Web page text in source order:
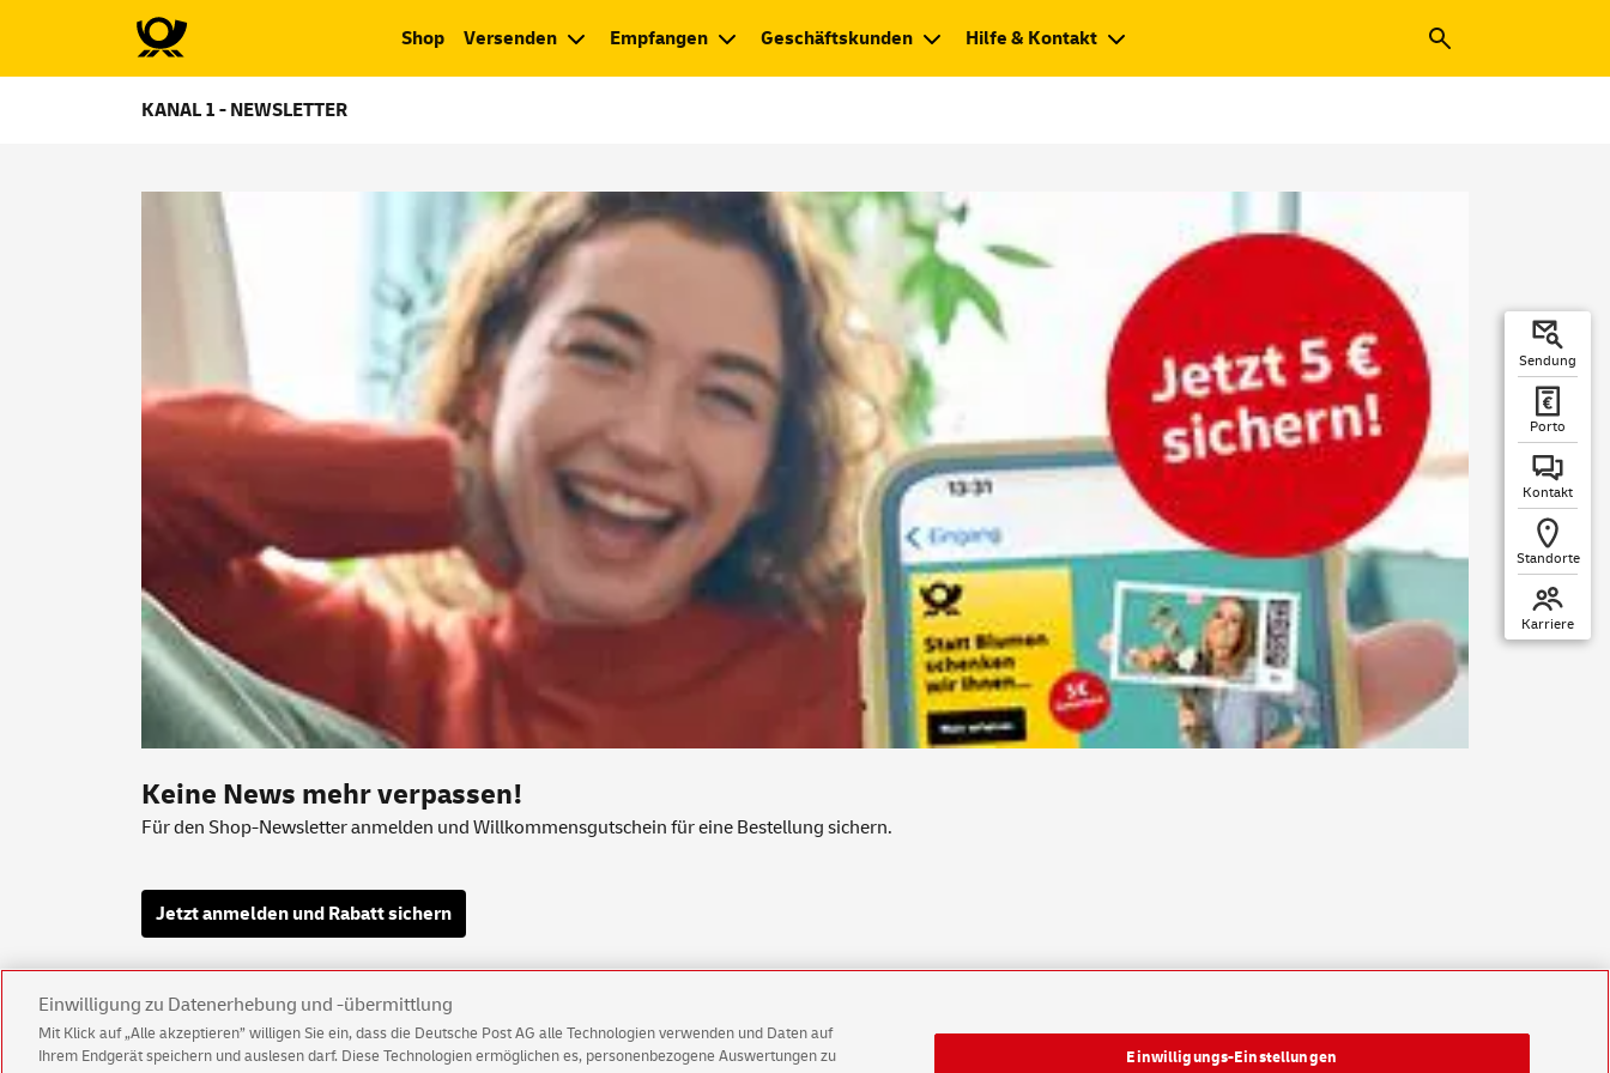
Shop Versenden Empfangen Geschäftskunden Hilfe & Kontakt
KANAL 1 - NEWSLETTER
Sendung
Porto
Kontakt
Standorte
Karriere
Keine News mehr verpassen!
Für den Shop-Newsletter anmelden und Willkommensgutschein für eine Bestellung sichern.
Jetzt anmelden und Rabatt sichern
Einwilligung zu Datenerhebung und -übermittlung
Mit Klick auf „Alle akzeptieren” willigen Sie ein, dass die Deutsche Post AG alle Technologien verwenden und Daten auf
Ihrem Endgerät speichern und auslesen darf. Diese Technologien ermöglichen es, personenbezogene Auswertungen zu
Einwilligungs-Einstellungen